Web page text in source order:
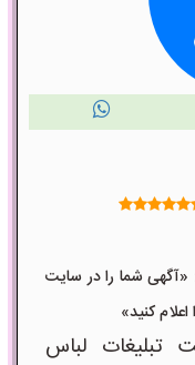
«آگهی شما را در سایت
تبلیغات لباس